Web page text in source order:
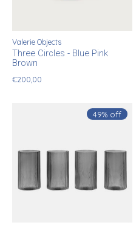
Valerie Objects
Three Circles - Blue Pink
Brown
€200,00
49% off